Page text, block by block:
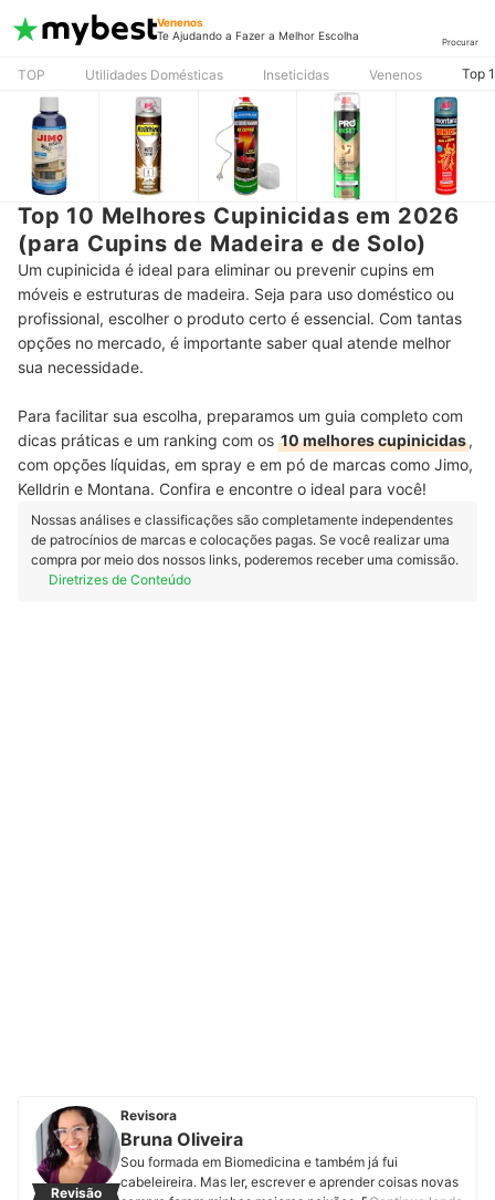
Venenos
Te Ajudando a Fazer a Melhor Escolha
Procurar
TOP Utilidades Domésticas Inseticidas Venenos Top
Top 10 Melhores Cupinicidas em 2026
(para Cupins de Madeira e de Solo)
Um cupinicida é ideal para eliminar ou prevenir cupins em
móveis e estruturas de madeira. Seja para uso doméstico ou
profissional, escolher o produto certo é essencial. Com tantas
opções no mercado, é importante saber qual atende melhor
sua necessidade.
Para facilitar sua escolha, preparamos um guia completo com
dicas práticas e um ranking com os 10 melhores cupinicidas,
com opções líquidas, em spray e em pó de marcas como Jimo,
Kelldrin e Montana. Confira e encontre o ideal para você!
Nossas análises e classificações são completamente independentes
de patrocínios de marcas e colocações pagas. Se você realizar uma
compra por meio dos nossos links, poderemos receber uma comissão.
Diretrizes de Conteúdo
Revisão
Revisora
Bruna Oliveira
Sou formada em Biomedicina e também já fui
cabeleireira. Mas ler, escrever e aprender coisas novas